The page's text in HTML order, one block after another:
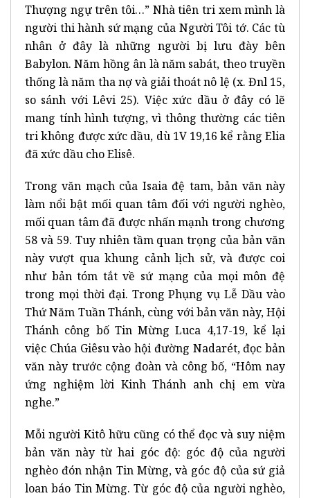
Thượng ngự trên tôi…” Nhà tiên tri xem mình là
người thi hành sứ mạng của Người Tôi tớ. Các tù
nhân ở đây là những người bị lưu đày bên
Babylon. Năm hồng ân là năm sabát, theo truyền
thống là năm tha nợ và giải thoát nô lệ (x. Đnl 15,
so sánh với Lêvi 25). Việc xức dầu ở đây có lẽ
mang tính hình tượng, vì thông thường các tiên
tri không được xức dầu, dù 1V 19,16 kể rằng Elia
đã xức dầu cho Elisê.
Trong văn mạch của Isaia đệ tam, bản văn này
làm nổi bật mối quan tâm đối với người nghèo,
mối quan tâm đã được nhấn mạnh trong chương
58 và 59. Tuy nhiên tầm quan trọng của bản văn
này vượt qua khung cảnh lịch sử, và được coi
như bản tóm tắt về sứ mạng của mọi môn đệ
trong mọi thời đại. Trong Phụng vụ Lễ Dầu vào
Thứ Năm Tuần Thánh, cùng với bản văn này, Hội
Thánh công bố Tin Mừng Luca 4,17-19, kể lại
việc Chúa Giêsu vào hội đường Nadarét, đọc bản
văn này trước cộng đoàn và công bố, “Hôm nay
ứng nghiệm lời Kinh Thánh anh chị em vừa
nghe.”
Mỗi người Kitô hữu cũng có thể đọc và suy niệm
bản văn này từ hai góc độ: góc độ của người
nghèo đón nhận Tin Mừng, và góc độ của sứ giả
loan báo Tin Mừng. Từ góc độ của người nghèo,